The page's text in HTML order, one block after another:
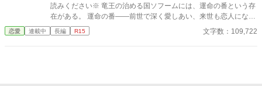
読みください※ 竜王の治める国ソフームには、運命の番という存
在がある。 運命の番――前世で深く愛しあい、来世も恋人になろ
うと誓い合った相手のことをさす。特に竜王にとっての「運命の
番」は特別で、国に繁栄を与える存在でもある。 「ロイゼ、君は
恋愛 連載中 長編 R15 文字数：109,722